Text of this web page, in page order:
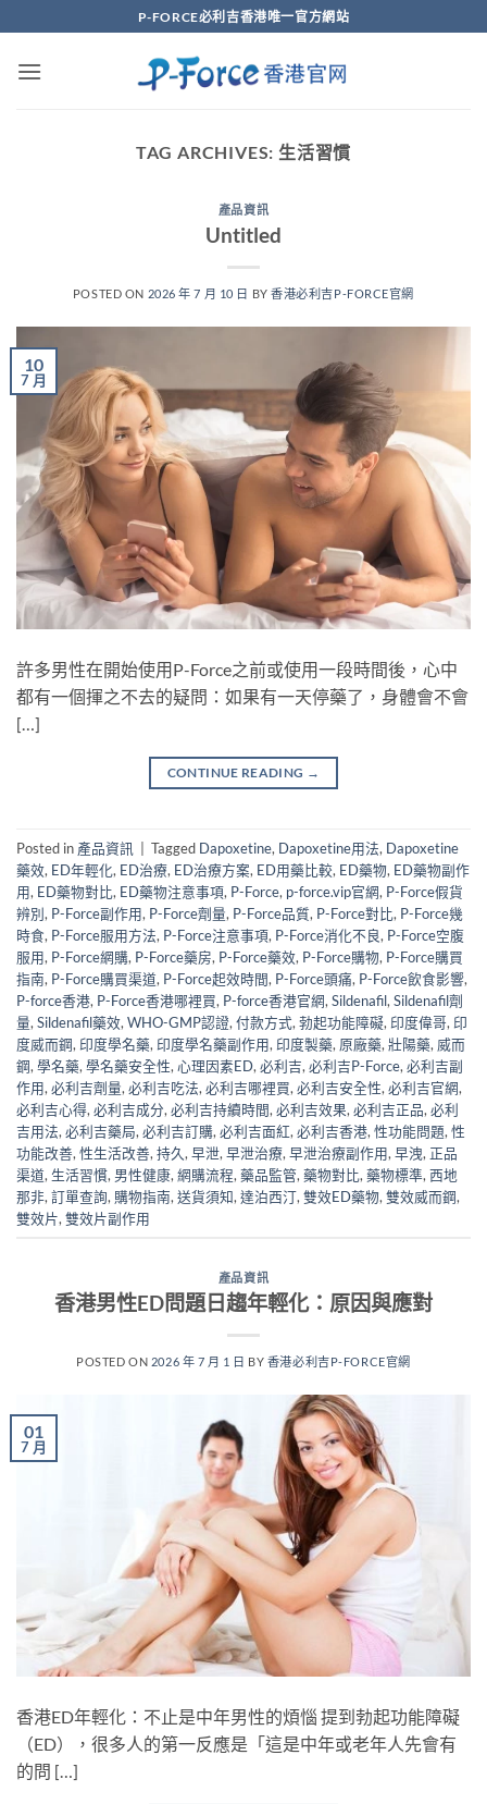
to
content
P-FORCE必利吉香港唯一官方網站
TAG ARCHIVES: 生活習慣
產品資訊
Untitled
POSTED ON 2026 年 7 月 10 日 BY香港必利吉P-FORCE官網
10
7 月
許多男性在開始使用P-Force之前或使用一段時間後，心中
都有一個揮之不去的疑問：如果有一天停藥了，身體會不會
[…]
CONTINUE READING →
Posted in 產品資訊 Tagged Dapoxetine, Dapoxetine用法, Dapoxetine
藥效, ED年輕化, ED治療, ED治療方案, ED用藥比較, ED藥物, ED藥物副作
用, ED藥物對比, ED藥物注意事項, P-Force, p-force.vip官網, P-Force假貨
辨別, P-Force副作用, P-Force劑量, P-Force品質, P-Force對比, P-Force幾
時食, P-Force服用方法, P-Force注意事項, P-Force消化不良, P-Force空腹
服用, P-Force網購, P-Force藥房, P-Force藥效, P-Force購物, P-Force購買
指南, P-Force購買渠道, P-Force起效時間, P-Force頭痛, P-Force飲食影響,
P-force香港, P-Force香港哪裡買, P-force香港官網, Sildenafil, Sildenafil劑
量, Sildenafil藥效, WHO-GMP認證, 付款方式, 勃起功能障礙, 印度偉哥, 印
度威而鋼, 印度學名藥, 印度學名藥副作用, 印度製藥, 原廠藥, 壯陽藥, 威而
鋼, 學名藥, 學名藥安全性, 心理因素ED, 必利吉, 必利吉P-Force, 必利吉副
作用, 必利吉劑量, 必利吉吃法, 必利吉哪裡買, 必利吉安全性, 必利吉官網,
必利吉心得, 必利吉成分, 必利吉持續時間, 必利吉效果, 必利吉正品, 必利
吉用法, 必利吉藥局, 必利吉訂購, 必利吉面紅, 必利吉香港, 性功能問題, 性
功能改善, 性生活改善, 持久, 早泄, 早泄治療, 早泄治療副作用, 早洩, 正品
渠道, 生活習慣, 男性健康, 網購流程, 藥品監管, 藥物對比, 藥物標準, 西地
那非, 訂單查詢, 購物指南, 送貨須知, 達泊西汀, 雙效ED藥物, 雙效威而鋼,
雙效片, 雙效片副作用
產品資訊
香港男性ED問題日趨年輕化：原因與應對
POSTED ON 2026 年 7 月 1 日 BY 香港必利吉P-FORCE官網
01
7 月
香港ED年輕化：不止是中年男性的煩惱 提到勃起功能障礙
（ED），很多人的第一反應是「這是中年或老年人先會有
的問 […]